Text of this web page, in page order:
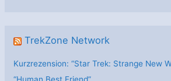
TrekZone Network
Kurzrezension: “Star Trek: Strange New